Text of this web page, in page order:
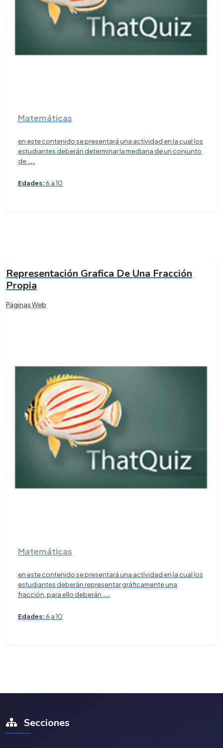
Matemáticas
en este contenido se presentará una actividad en la cual los
estudiantes deberán determinar la mediana de un conjunto
de ...
Edades: 6 a 10
Representación Grafica De Una Fracción
Propia
Páginas Web
Matemáticas
en este contenido se presentará una actividad en la cual los
estudiantes deberán representar gráficamente una
fracción, para ello deberán ...
Edades: 6 a 10
Secciones